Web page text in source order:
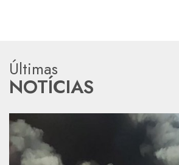
Últimas
NOTÍCIAS